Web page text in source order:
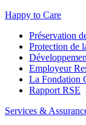
Happy to Care
Préservation
Protection de
Employeur
La Fondation
Rapport RSE
Services &